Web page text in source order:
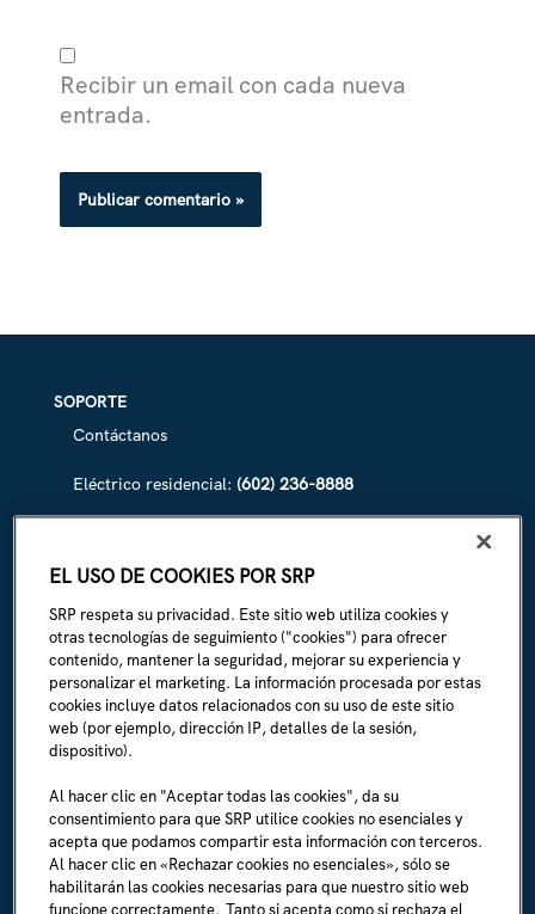
Recibir un email con cada nueva
entrada.
ACERCA DE SRP
Biografía de la empresa
Carreras (en inglés)
Soy un empleado (en inglés)
SOPORTE
Contáctanos
Eléctrico residencial: (602) 236-8888
Irrigación de SRP:(602) 236-3333
La Línea:(602) 236-1111
EL USO DE COOKIES POR SRP
SRP respeta su privacidad. Este sitio web utiliza cookies y
otras tecnologías de seguimiento ("cookies") para ofrecer
contenido, mantener la seguridad, mejorar su experiencia y
personalizar el marketing. La información procesada por estas
cookies incluye datos relacionados con su uso de este sitio
web (por ejemplo, dirección IP, detalles de la sesión,
dispositivo).
Al hacer clic en "Aceptar todas las cookies", da su
consentimiento para que SRP utilice cookies no esenciales y
acepta que podamos compartir esta información con terceros.
Al hacer clic en «Rechazar cookies no esenciales», sólo se
habilitarán las cookies necesarias para que nuestro sitio web